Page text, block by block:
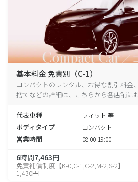
基本料金 免責別（C-1）
コンパクトのレンタル、お得な割引料金
捨てなどの詳細は、こちらから各店舗に
代表車種 フィット 等
ボディタイプ コンパクト
営業時間 08:00-19:00
6時間7,463円
免責補償制度【K-0,C-1,C-2,M-2,S-2】
1,430円